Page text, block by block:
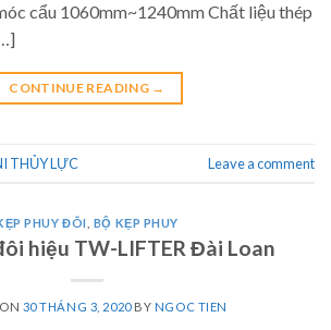
cẩu 1060mm~1240mm Chất liệu thép
CONTINUE READING →
THỦY LỰC Leave a comment
PHUY ĐÔI BỘ KẸP PHUY
hiệu TW-LIFTER Đài Loan
30 THÁNG 3, 2020BY NGOC TIEN